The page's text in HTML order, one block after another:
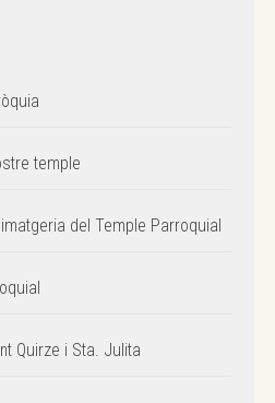
temple
del Temple Parroquial
Quirze i Sta. Julita